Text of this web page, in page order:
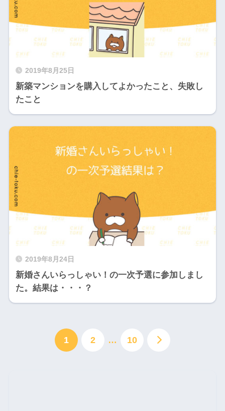
2019年8月25日
新築マンションを購入してよかったこと、失敗し
たこと
2019年8月24日
新婚さんいらっしゃい！の一次予選に参加しまし
た。結果は・・・？
1 2 … 10